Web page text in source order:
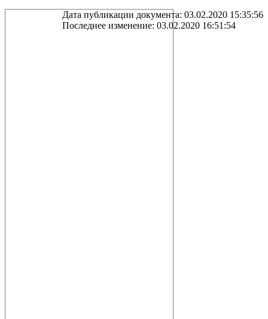
Дата публикации документа: 03.02.2020 15:35:56
Последнее изменение: 03.02.2020 16:51:54